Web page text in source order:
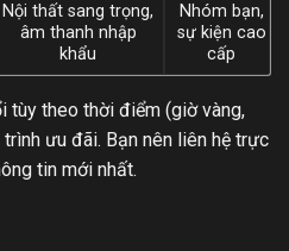
Nội thất sang trọng,
âm thanh nhập
khẩu
Nhóm bạn,
sự kiện cao
cấp
tùy theo thời điểm (giờ vàng,
ưu đãi. Bạn nên liên hệ trực
tin mới nhất.